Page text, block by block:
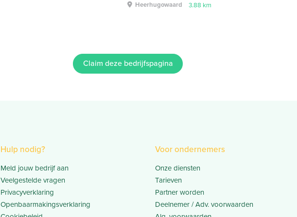
Heerhugowaard 3.88 km
Claim deze bedrijfspagina
Hulp nodig?
Meld jouw bedrijf aan
Veelgestelde vragen
Privacyverklaring
Openbaarmakingsverklaring
Voor ondernemers
Onze diensten
Tarieven
Partner worden
Deelnemer / Adv. voorwaarden